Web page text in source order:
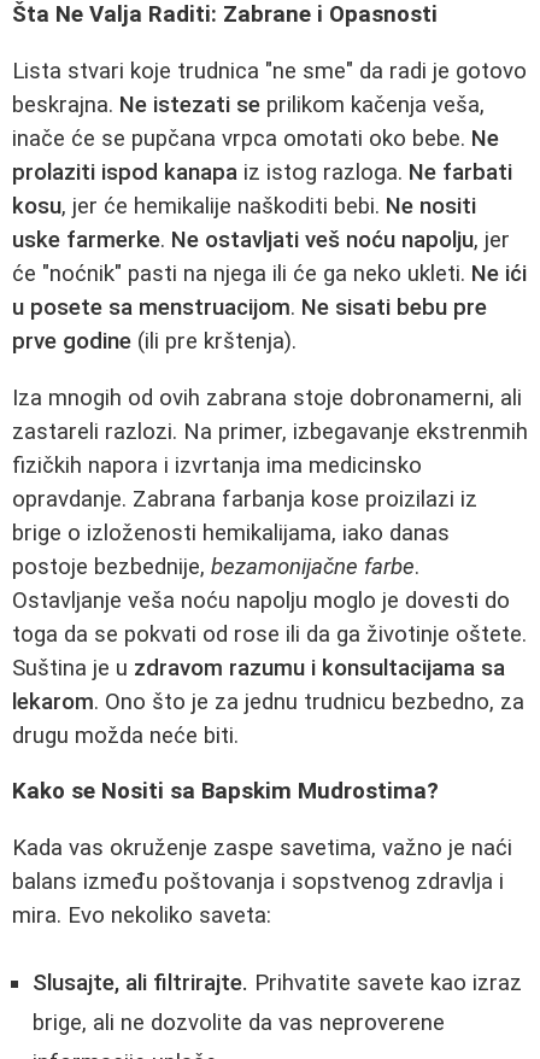
Šta Ne Valja Raditi: Zabrane i Opasnosti
Lista stvari koje trudnica "ne sme" da radi je gotovo
beskrajna. Ne istezati se prilikom kačenja veša,
inače će se pupčana vrpca omotati oko bebe. Ne
prolaziti ispod kanapa iz istog razloga. Ne farbati
kosu, jer će hemikalije naškoditi bebi. Ne nositi
uske farmerke. Ne ostavljati veš noću napolju, jer
će "noćnik" pasti na njega ili će ga neko ukleti. Ne ići
u posete sa menstruacijom. Ne sisati bebu pre
prve godine (ili pre krštenja).
Iza mnogih od ovih zabrana stoje dobronamerni, ali
zastareli razlozi. Na primer, izbegavanje ekstrenmih
fizičkih napora i izvrtanja ima medicinsko
opravdanje. Zabrana farbanja kose proizilazi iz
brige o izloženosti hemikalijama, iako danas
postoje bezbednije, bezamonijačne farbe.
Ostavljanje veša noću napolju moglo je dovesti do
toga da se pokvati od rose ili da ga životinje oštete.
Suština je u zdravom razumu i konsultacijama sa
lekarom. Ono što je za jednu trudnicu bezbedno, za
drugu možda neće biti.
Kako se Nositi sa Bapskim Mudrostima?
Kada vas okruženje zaspe savetima, važno je naći
balans između poštovanja i sopstvenog zdravlja i
mira. Evo nekoliko saveta:
Slusajte, ali filtrirajte. Prihvatite savete kao izraz
brige, ali ne dozvolite da vas neproverene